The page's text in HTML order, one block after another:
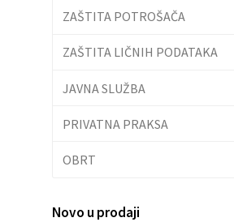
ZAŠTITA POTROŠAČA
ZAŠTITA LIČNIH PODATAKA
JAVNA SLUŽBA
PRIVATNA PRAKSA
OBRT
Novo u prodaji